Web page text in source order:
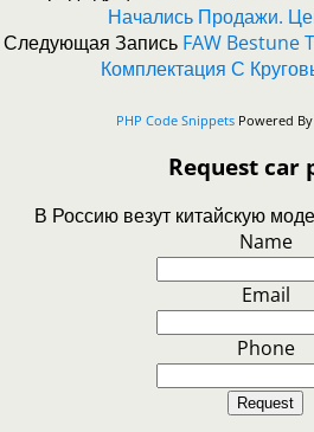
Начались Продажи.
Следующая Запись FAW Bestune
Комплектация С
PHP Code SnippetsPowered By
Request car
В Россию везут китайскую
Name
Email
Phone
Request